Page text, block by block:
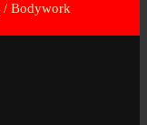
/ Bodywork